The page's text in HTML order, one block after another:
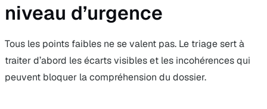
niveau d’urgence
Tous les points faibles ne se valent pas. Le triage sert à
traiter d’abord les écarts visibles et les incohérences qui
peuvent bloquer la compréhension du dossier.